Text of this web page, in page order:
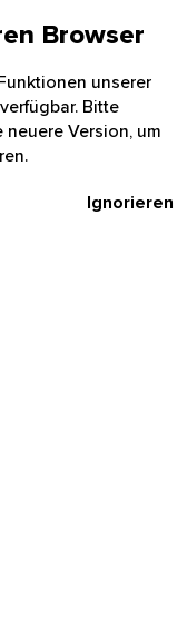
Browser
unserer
Bitte
Version, um
Ignorieren